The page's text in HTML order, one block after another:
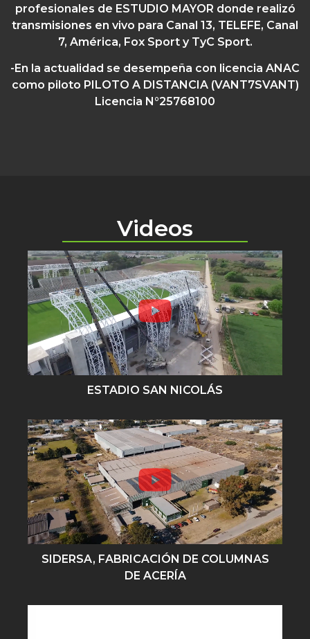
profesionales de ESTUDIO MAYOR donde realizó
transmisiones en vivo para Canal 13, TELEFE, Canal
7, América, Fox Sport y TyC Sport.
-En la actualidad se desempeña con licencia ANAC
como piloto PILOTO A DISTANCIA (VANT7SVANT)
Licencia N°25768100
Videos
ESTADIO SAN NICOLÁS
SIDERSA, FABRICACIÓN DE COLUMNAS
DE ACERÍA